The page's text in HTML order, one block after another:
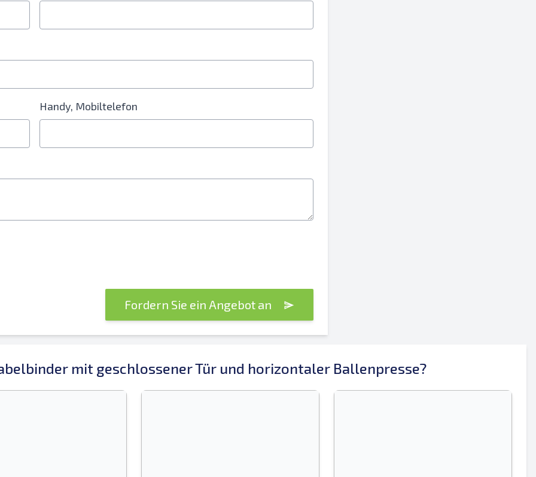
Handy, Mobiltelefon
Fordern Sie ein Angebot an
mit geschlossener Tür und horizontaler Ballenpresse?
für die Handynummer erforderlich
Senden